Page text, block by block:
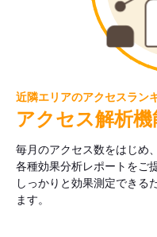
近隣エリアのアクセスラン
アクセス解析機
毎月のアクセス数をはじめ
各種効果分析レポートをご
しっかりと効果測定できる
ます。